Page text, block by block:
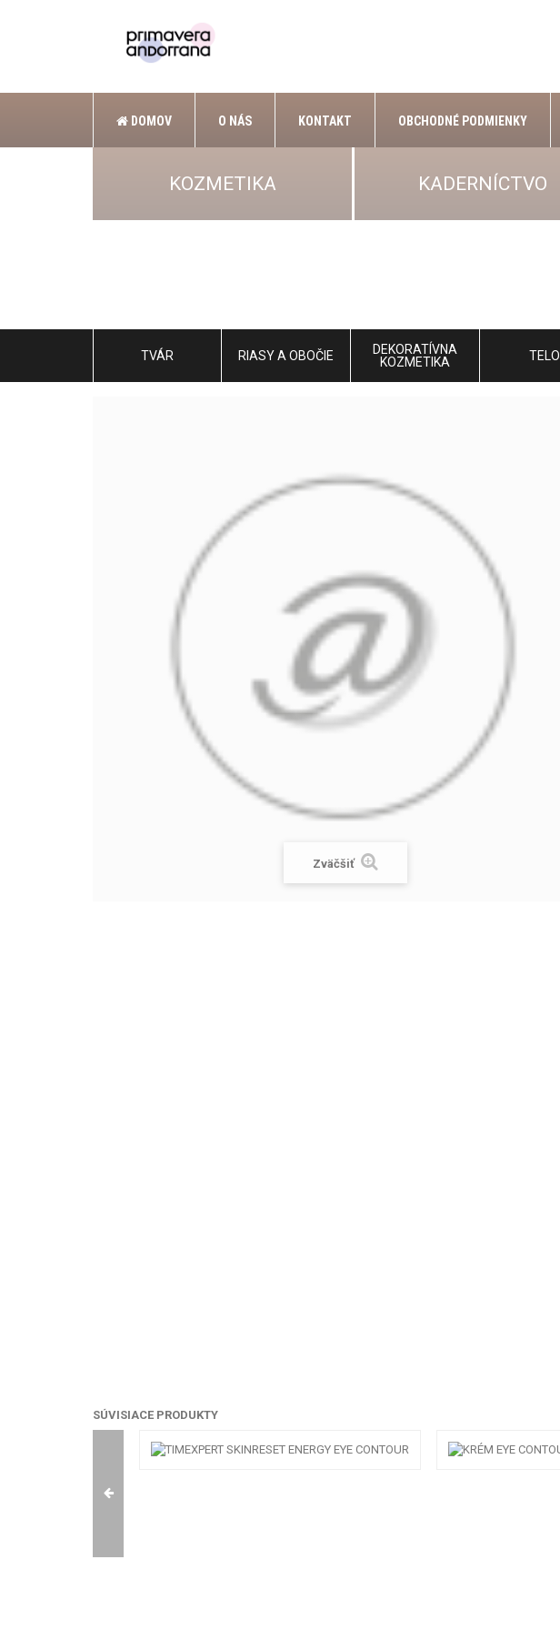
DOMOV O NÁS KONTAKT OBCHODNÉ PODMIENKY
KOZMETIKA KADERNÍCTVO
TVÁR RIASY A OBOČIE
DEKORATÍVNA
KOZMETIKA
TELO
Zväčšiť
SÚVISIACE PRODUKTY